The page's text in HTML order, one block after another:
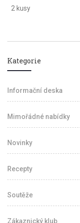
2 kusy
Kategorie
Informační deska
Mimořádné nabídky
Novinky
Recepty
Soutěže
Zákaznický klub